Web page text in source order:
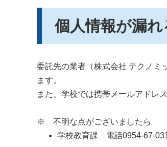
個人情報が漏れ
委託先の業者（株式会社 テクノミ
ます。
また、学校では携帯メールアドレ
※ 不明な点がございましたら
学校教育課 電話0954-67-